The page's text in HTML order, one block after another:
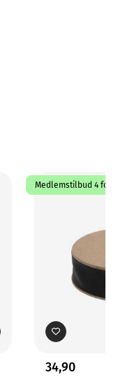
Medlemstilbud 4 for 3
34,90